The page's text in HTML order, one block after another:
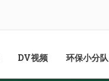
DV视频 环保小分队